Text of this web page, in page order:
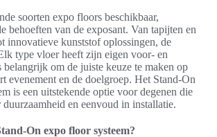
soorten expo floors beschikbaar,
behoeften van de exposant. Van tapijten en
innovatieve kunststof oplossingen, de
type vloer heeft zijn eigen voor- en
belangrijk om de juiste keuze te maken op
evenement en de doelgroep. Het Stand-On
is een uitstekende optie voor degenen die
en eenvoud in installatie.
On expo floor systeem?